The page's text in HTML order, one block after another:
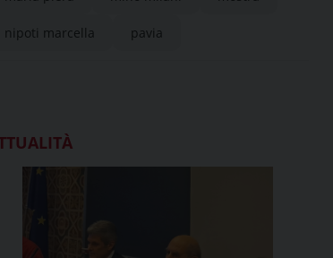
nipoti marcella pavia